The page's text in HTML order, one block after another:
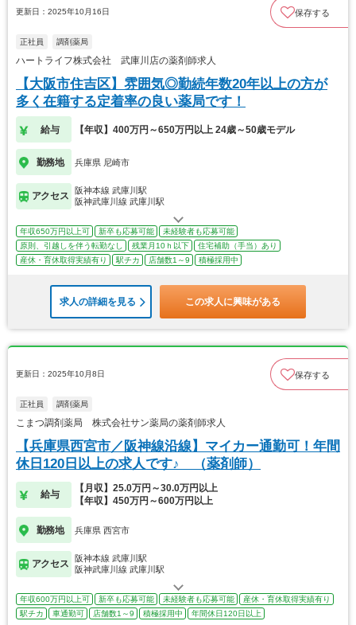
更新日：2025年10月16日 保存する
正社員 調剤薬局
ハートライフ株式会社 武庫川店の薬剤師求人
【大阪市住吉区】雰囲気◎勤続年数20年以上の方が
多く在籍する定着率の良い薬局です！
給与 【年収】400万円～650万円以上 24歳～50歳モデル
勤務地 兵庫県 尼崎市
アクセス
阪神本線 武庫川駅
阪神武庫川線 武庫川駅
年収650万円以上可 新卒も応募可能
未経験者も応募可能
原則、引越しを伴う転勤なし
残業月10ｈ以下
住宅補助（手当）あり
産休・育休取得実績有り
駅チカ 店舗数1～9 積極採用中
求人の詳細を見る この求人に興味がある
更新日：2025年10月8日 保存する
正社員 調剤薬局
こまつ調剤薬局 株式会社サン薬局の薬剤師求人
【兵庫県西宮市／阪神線沿線】マイカー通勤可！年間
休日120日以上の求人です♪ （薬剤師）
給与
【月収】25.0万円～30.0万円以上
【年収】450万円～600万円以上
勤務地 兵庫県 西宮市
アクセス
阪神本線 武庫川駅
阪神武庫川線 武庫川駅
年収600万円以上可 新卒も応募可能 未経験者も応募可能
産休・育休取得実績有り
駅チカ
車通勤可 店舗数1～9 積極採用中 年間休日120日以上